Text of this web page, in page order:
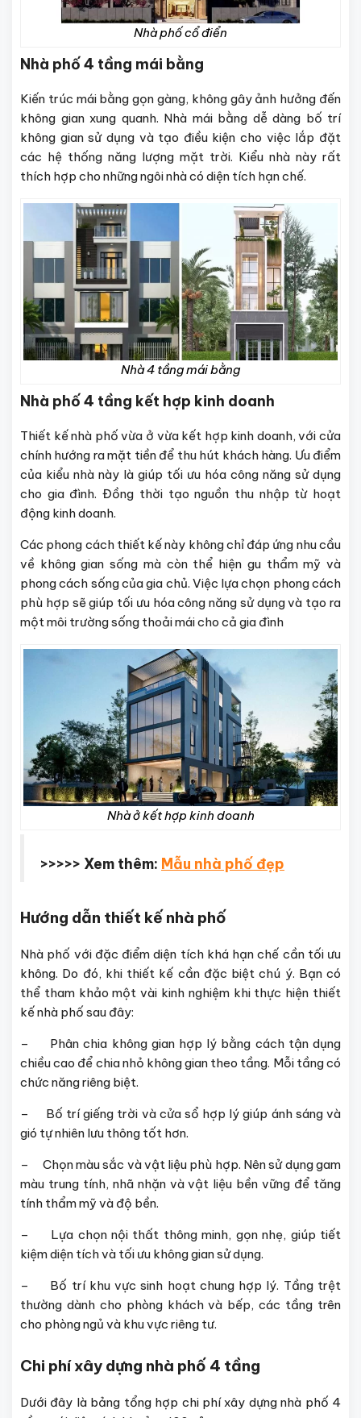
Nhà phố cổ điển
Nhà phố 4 tầng mái bằng
Kiến trúc mái bằng gọn gàng, không gây ảnh hưởng đến
không gian xung quanh. Nhà mái bằng dễ dàng bố trí
không gian sử dụng và tạo điều kiện cho việc lắp đặt
các hệ thống năng lượng mặt trời. Kiểu nhà này rất
thích hợp cho những ngôi nhà có diện tích hạn chế.
Nhà 4 tầng mái bằng
Nhà phố 4 tầng kết hợp kinh doanh
Thiết kế nhà phố vừa ở vừa kết hợp kinh doanh, với cửa
chính hướng ra mặt tiền để thu hút khách hàng. Ưu điểm
của kiểu nhà này là giúp tối ưu hóa công năng sử dụng
cho gia đình. Đồng thời tạo nguồn thu nhập từ hoạt
động kinh doanh.
Các phong cách thiết kế này không chỉ đáp ứng nhu cầu
về không gian sống mà còn thể hiện gu thẩm mỹ và
phong cách sống của gia chủ. Việc lựa chọn phong cách
phù hợp sẽ giúp tối ưu hóa công năng sử dụng và tạo ra
một môi trường sống thoải mái cho cả gia đình
Nhà ở kết hợp kinh doanh
>>>>> Xem thêm: Mẫu nhà phố đẹp
Hướng dẫn thiết kế nhà phố
Nhà phố với đặc điểm diện tích khá hạn chế cần tối ưu
không. Do đó, khi thiết kế cần đặc biệt chú ý. Bạn có
thể tham khảo một vài kinh nghiệm khi thực hiện thiết
kế nhà phố sau đây:
– Phân chia không gian hợp lý bằng cách tận dụng
chiều cao để chia nhỏ không gian theo tầng. Mỗi tầng có
chức năng riêng biệt.
– Bố trí giếng trời và cửa sổ hợp lý giúp ánh sáng và
gió tự nhiên lưu thông tốt hơn.
– Chọn màu sắc và vật liệu phù hợp. Nên sử dụng gam
màu trung tính, nhã nhặn và vật liệu bền vững để tăng
tính thẩm mỹ và độ bền.
– Lựa chọn nội thất thông minh, gọn nhẹ, giúp tiết
kiệm diện tích và tối ưu không gian sử dụng.
– Bố trí khu vực sinh hoạt chung hợp lý. Tầng trệt
thường dành cho phòng khách và bếp, các tầng trên
cho phòng ngủ và khu vực riêng tư.
Chi phí xây dựng nhà phố 4 tầng
Dưới đây là bảng tổng hợp chi phí xây dựng nhà phố 4